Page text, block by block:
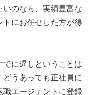
いのなら、実績豊富な
トにお任せした方が得
でに遅しということは
うあっても正社員に
職エージェントに登録